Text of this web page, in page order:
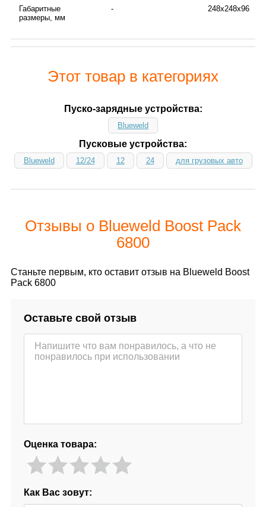
Габаритные
размеры, мм
- 248х248х96
Этот товар в категориях
Пуско-зарядные устройства:
Blueweld
Пусковые устройства:
Blueweld 12/24 12 24 для грузовых авто
Отзывы о Blueweld Boost Pack
6800
Станьте первым, кто оставит отзыв на Blueweld Boost
Pack 6800
Оставьте свой отзыв
Оценка товара:
Как Вас зовут: